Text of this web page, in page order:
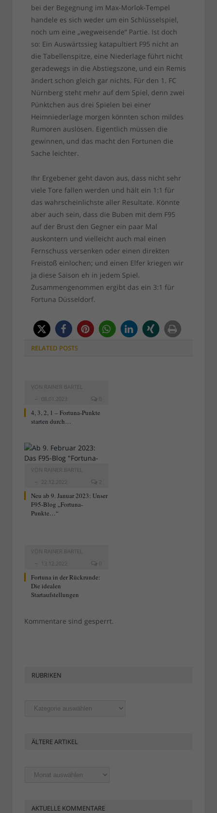
bei der Begegnung im Max-Morlok-Tempel
handele es sich weder um ein Schlüsselspiel,
noch um eine „wegweisende“ Partie. Ist doch
so: Ein Auswärtssieg katapultiert F95 nicht an
die Tabellenspitze, eine Niederlage führt nicht
geradewegs in die Abstiegszone, und ein Remis
ändert schon gleich gar nichts. Für den 1. FC
Nürnberg steht mehr auf dem Spiel, denn zwei
Pünktchen aus drei Spielen bei einer
Heimniederlage morgen könnten schon mildes
Rumoren auslösen. Eigentlich müssen die
gewinnen, und das macht den Fortunen die
Sache leichter.
Ihr Ergebener geht davon aus, dass nicht sehr
viele Tore fallen werden und hält ein 1:1 für
das wahrscheinlichste aller Resultate. Könnte
aber auch sein, dass die Buben mit dem F95
auf der Brust den Gegner ein paar Mal
auskontern und vielleicht auch mal einen
Fernschuss versenken oder einen direkten
Freistoß einlochen; und einen Elfer kriegen wir
ja diese Saison eh in jedem Spiel.
Zusammengenommen ergibt das ein 3:1 für
Fortuna Düsseldorf.
RELATED POSTS
VON RAINER BARTEL
08.01.2023
0
4, 3, 2, 1 – Fortuna-Punkte
starten durch…
VON RAINER BARTEL
22.12.2022
2
Neu ab 9. Januar 2023: Unser
F95-Blog „Fortuna-
Punkte…“
VON RAINER BARTEL
13.12.2022
0
Fortuna in der Rückrunde:
Die idealen
Startaufstellungen
Kommentare sind gesperrt.
RUBRIKEN
Rubriken
ÄLTERE ARTIKEL
Ältere
Artikel
AKTUELLE KOMMENTARE